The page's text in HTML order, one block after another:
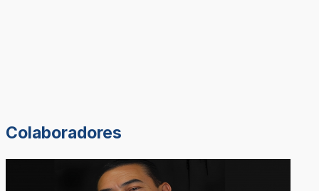
Colaboradores